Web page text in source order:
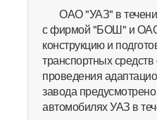
ОАО "УАЗ" в
с фирмой "БОШ" и
конструкцию и
транспортных
проведения
завода
автомобилях УАЗ в